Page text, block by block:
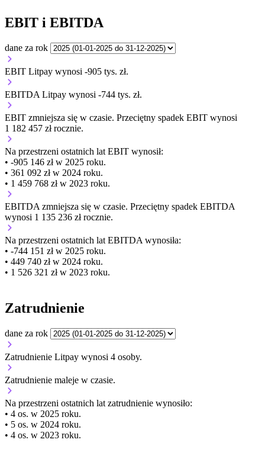
EBIT i EBITDA
dane za rok
EBIT Litpay wynosi -905 tys. zł.
EBITDA Litpay wynosi -744 tys. zł.
EBIT zmniejsza się w czasie. Przeciętny spadek EBIT wynosi
1 182 457 zł rocznie.
Na przestrzeni ostatnich lat EBIT wynosił:
• -905 146 zł w 2025 roku.
• 361 092 zł w 2024 roku.
• 1 459 768 zł w 2023 roku.
EBITDA zmniejsza się w czasie. Przeciętny spadek EBITDA
wynosi 1 135 236 zł rocznie.
Na przestrzeni ostatnich lat EBITDA wynosiła:
• -744 151 zł w 2025 roku.
• 449 740 zł w 2024 roku.
• 1 526 321 zł w 2023 roku.
Zatrudnienie
dane za rok
Zatrudnienie Litpay wynosi 4 osoby.
Zatrudnienie maleje w czasie.
Na przestrzeni ostatnich lat zatrudnienie wynosiło:
• 4 os. w 2025 roku.
• 5 os. w 2024 roku.
• 4 os. w 2023 roku.